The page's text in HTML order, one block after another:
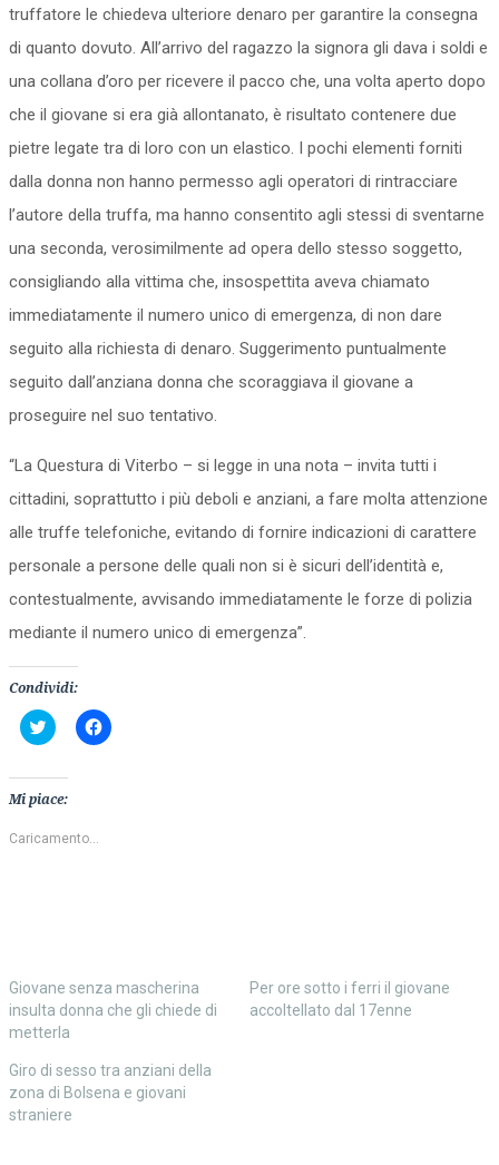
truffatore le chiedeva ulteriore denaro per garantire la consegna
di quanto dovuto. All’arrivo del ragazzo la signora gli dava i soldi e
una collana d’oro per ricevere il pacco che, una volta aperto dopo
che il giovane si era già allontanato, è risultato contenere due
pietre legate tra di loro con un elastico. I pochi elementi forniti
dalla donna non hanno permesso agli operatori di rintracciare
l’autore della truffa, ma hanno consentito agli stessi di sventarne
una seconda, verosimilmente ad opera dello stesso soggetto,
consigliando alla vittima che, insospettita aveva chiamato
immediatamente il numero unico di emergenza, di non dare
seguito alla richiesta di denaro. Suggerimento puntualmente
seguito dall’anziana donna che scoraggiava il giovane a
proseguire nel suo tentativo.
“La Questura di Viterbo – si legge in una nota – invita tutti i
cittadini, soprattutto i più deboli e anziani, a fare molta attenzione
alle truffe telefoniche, evitando di fornire indicazioni di carattere
personale a persone delle quali non si è sicuri dell’identità e,
contestualmente, avvisando immediatamente le forze di polizia
mediante il numero unico di emergenza”.
Condividi:
Fai
clic
condividere
su
Twitter
apre
Fai
clic
Mi piace:
Caricamento...
Giovane senza mascherina
insulta donna che gli chiede di
metterla
Per ore sotto i ferri il giovane
accoltellato dal 17enne
Giro di sesso tra anziani della
zona di Bolsena e giovani
straniere